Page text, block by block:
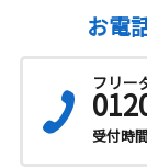
お電
フリー
受付時間